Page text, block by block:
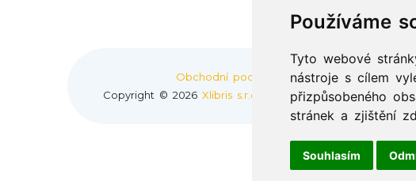
Používáme
Tyto webové
nástroje s cílem
přizpůsobeného
stránek a zjištění
Souhlasím
Obchodní podmínky |GDPR
Copyright © 2026 Xlibris s.r.o. Všechna práva vyhrazena.